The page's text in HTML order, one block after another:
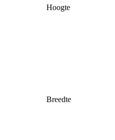
Hoogte
Breedte